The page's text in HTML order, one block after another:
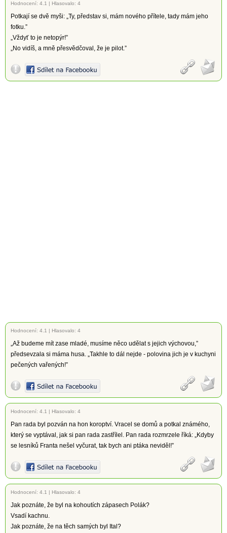
Hodnocení: 4.1 | Hlasovalo: 4
Potkají se dvě myši: „Ty, představ si, mám nového přítele, tady mám jeho
fotku.”
„Vždyť to je netopýr!”
„No vidíš, a mně přesvědčoval, že je pilot.”
Hodnocení: 4.1 | Hlasovalo: 4
„Až budeme mít zase mladé, musíme něco udělat s jejich výchovou,”
předsevzala si máma husa. „Takhle to dál nejde - polovina jich je v kuchyni
pečených vařených!”
Hodnocení: 4.1 | Hlasovalo: 4
Pan rada byl pozván na hon koroptví. Vracel se domů a potkal známého,
který se vyptával, jak si pan rada zastřílel. Pan rada rozmrzele říká: „Kdyby
se lesníků Franta nešel vyčurat, tak bych ani ptáka neviděl!”
Hodnocení: 4.1 | Hlasovalo: 4
Jak poznáte, že byl na kohoutích zápasech Polák?
Vsadí kachnu.
Jak poznáte, že na těch samých byl Ital?